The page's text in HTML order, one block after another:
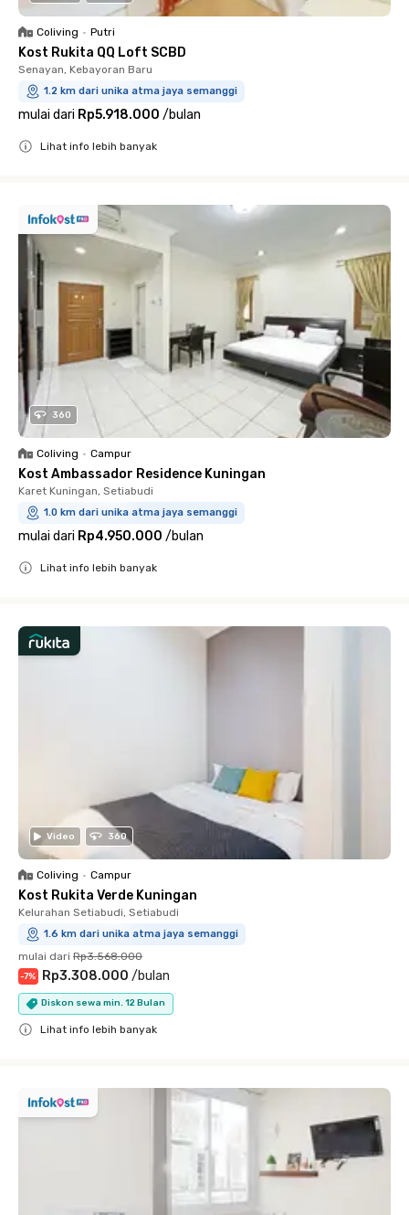
Coliving • Putri
Kost Rukita QQ Loft SCBD
Senayan, Kebayoran Baru
1.2 km dari unika atma jaya semanggi
mulai dari Rp5.918.000 /bulan
Lihat info lebih banyak
360
Coliving • Campur
Kost Ambassador Residence Kuningan
Karet Kuningan, Setiabudi
1.0 km dari unika atma jaya semanggi
mulai dari Rp4.950.000 /bulan
Lihat info lebih banyak
Video 360
Coliving • Campur
Kost Rukita Verde Kuningan
Kelurahan Setiabudi, Setiabudi
1.6 km dari unika atma jaya semanggi
mulai dari Rp3.568.000
-7% Rp3.308.000 /bulan
Diskon sewa min. 12 Bulan
Lihat info lebih banyak